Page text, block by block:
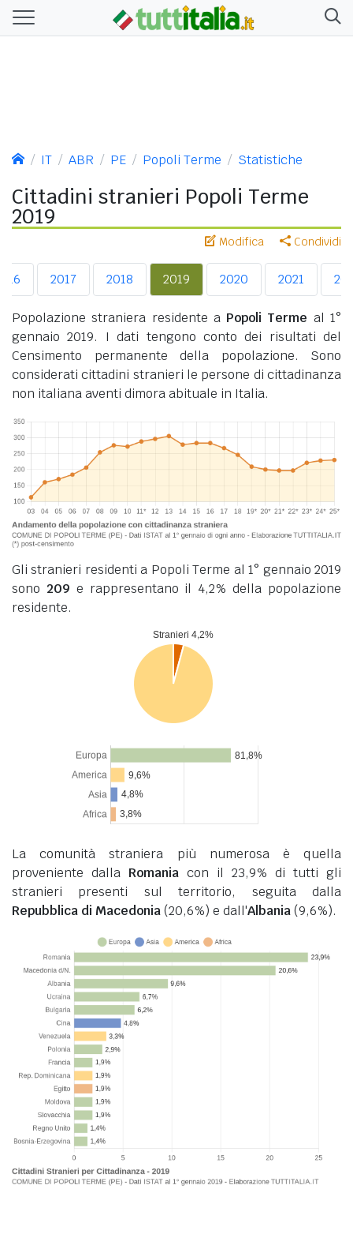
IT ABR PE Popoli Terme Statistiche
Cittadini stranieri Popoli Terme
2019
Modifica Condividi
2017 2018 2019 2020 2021
Popolazione straniera residente a Popoli Terme al 1°
gennaio 2019. I dati tengono conto dei risultati del
Censimento permanente della popolazione. Sono
considerati cittadini stranieri le persone di cittadinanza
non italiana aventi dimora abituale in Italia.
Gli stranieri residenti a Popoli Terme al 1° gennaio 2019
sono 209 e rappresentano il 4,2% della popolazione
residente.
La comunità straniera più numerosa è quella
proveniente dalla Romania con il 23,9% di tutti gli
stranieri presenti sul territorio, seguita dalla
Repubblica di Macedonia(20,6%) e dall'Albania(9,6%).